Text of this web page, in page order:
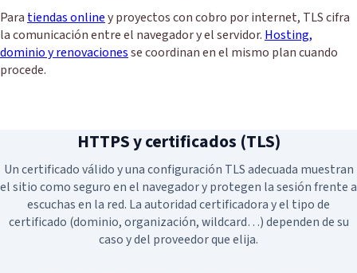
Vídeo marketing
Asistencia remota
Para tiendas onliney proyectos con cobro por internet, TLS cifra
la comunicación entre el navegador y el servidor. Hosting,
dominio y renovacionesse coordinan en el mismo plan cuando
procede.
HTTPS y certificados (TLS)
Un certificado válido y una configuración TLS adecuada muestran
el sitio como seguro en el navegador y protegen la sesión frente a
escuchas en la red. La autoridad certificadora y el tipo de
certificado (dominio, organización, wildcard…) dependen de su
caso y del proveedor que elija.